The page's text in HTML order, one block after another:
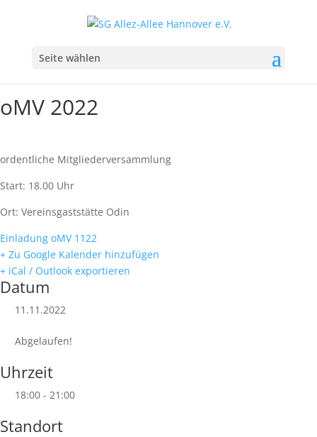
Seite wählen
oMV 2022
ordentliche Mitgliederversammlung
Start: 18.00 Uhr
Ort: Vereinsgaststätte Odin
Einladung oMV 1122
+ Zu Google Kalender hinzufügen
+ iCal / Outlook exportieren
Datum
11.11.2022
Abgelaufen!
Uhrzeit
18:00 - 21:00
Standort